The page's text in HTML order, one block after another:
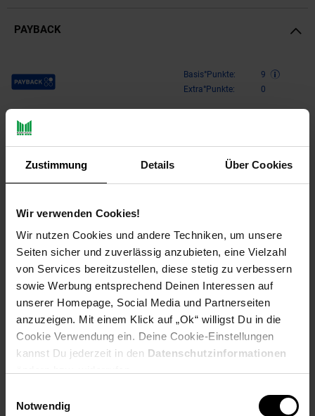
Zustimmung Details Über Cookies
Wir verwenden Cookies!
Wir nutzen Cookies und andere Techniken, um unsere
Seiten sicher und zuverlässig anzubieten, eine Vielzahl
von Services bereitzustellen, diese stetig zu verbessern
sowie Werbung entsprechend Deinen Interessen auf
unserer Homepage, Social Media und Partnerseiten
anzuzeigen. Mit einem Klick auf „Ok“ willigst Du in die
Cookie Verwendung ein. Deine Cookie-Einstellungen
kannst Du jederzeit in den Datenschutzinformationen
Notwendig
PAYBACK
Payback Punkte Basis°Punkte:
9
Extra°Punkte:
0
Produktbeschreibung
Toi-Toys 20854A
VEHICOOL 4x4 Auto mit Dachzelt &
Kanu
Mit demVEHICOOL Offroad-Autovon Toi-Toys starten Kinder
spannende Abenteuer im Gelände!
Der robuste 4x4-Geländewagenist mit einemDachzelt
ausgestattet und hat einKanu an Bord – perfekt für Camping-
oder Wasser-Abenteuer. DankFriktionsantriebsowieLicht-
und Soundeffektenwird jedes Spiel realistisch und
actionreich.
Kinder ihre Abenteuer mit zusätzlichem Spielwert gestalten
können.